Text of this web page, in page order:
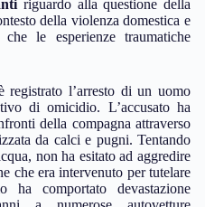
riguardo alla questione della
della violenza domestica e
le esperienze traumatiche
l’arresto di un uomo
di omicidio. L’accusato ha
della compagna attraverso
da calci e pugni. Tentando
non ha esitato ad aggredire
che era intervenuto per tutelare
comportato devastazione